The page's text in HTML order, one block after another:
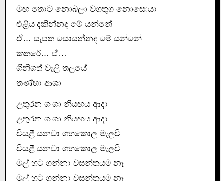
මඟ තොට නොබලා වගතුග නොසොයා
එළිය දකින්නද මේ යන්නේ
ඒ… සැපත සොයන්නද මේ යන්නේ
කතරේ… ඒ…
ගිනිගත් වැලි තලයේ
තණ්හා ආශා
උතුරන ගංගා නියඟය ආදා
උතුරන ගංගා නියඟය ආදා
වියළී යනවා ගහකොල මැලවී
වියළී යනවා ගහකොල මැලවී
මල් හට ගන්නා වසන්තයම නෑ
මල් හට ගන්නා වසන්තයම නෑ